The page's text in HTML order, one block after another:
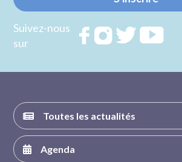
Suivez-nous
sur
RejoignezRejoignezRejoignez
Toutes les actualités
Agenda